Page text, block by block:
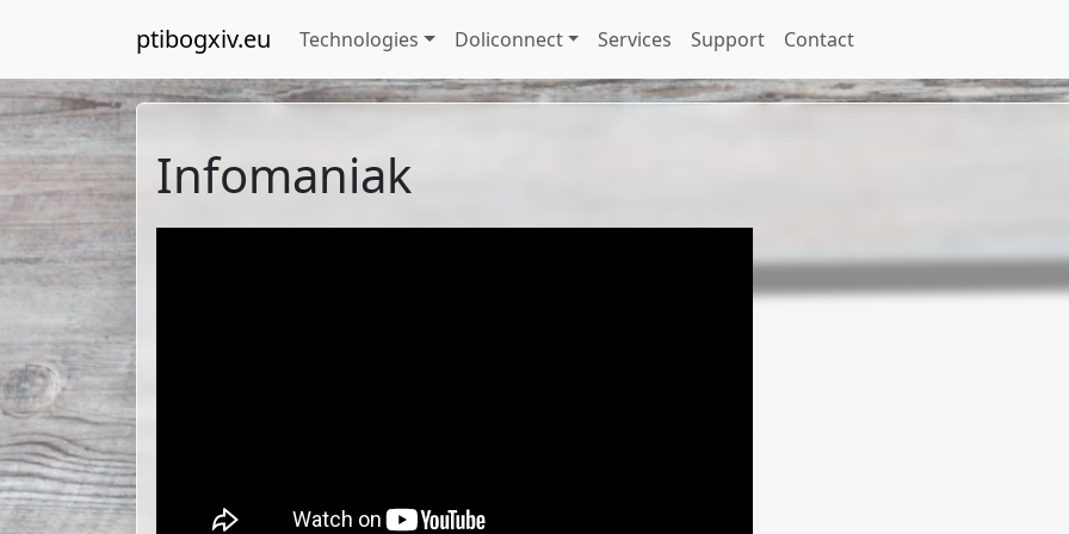
ptibogxiv.eu Technologies Doliconnect Services Support Contact
Infomaniak